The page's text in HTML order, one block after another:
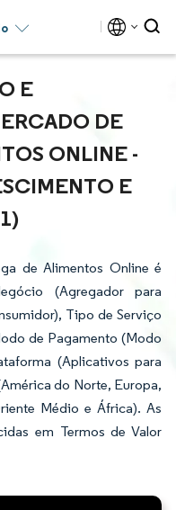
E
DE
ONLINE -
E
de Alimentos Online é
(Agregador para
Tipo de Serviço
de Pagamento (Modo
(Aplicativos para
do Norte, Europa,
Médio e África). As
em Termos de Valor